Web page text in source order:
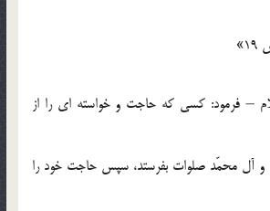
– فرمود: كسي كه حاجت و خواسته اي را از
و آل محمّد صلوات بفرستد، سپس حاجت خود را